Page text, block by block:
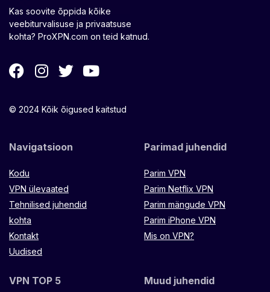
Kas soovite õppida kõike
veebiturvalisuse ja privaatsuse
kohta? ProXPN.com on teid katnud.
© 2024 Kõik õigused kaitstud
Navigatsioon
Kodu
VPN ülevaated
Tehnilised juhendid
kohta
Kontakt
Uudised
Parimad juhendid
Parim VPN
Parim Netflix VPN
Parim mängude VPN
Parim iPhone VPN
Mis on VPN?
VPN TOP 5 Muud juhendid